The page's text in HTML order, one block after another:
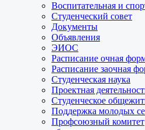
Воспитательная и
Студенческий совет
Документы
Объявления
ЭИОС
Расписание очная
Расписание заочная
Студенческая наука
Проектная
Студенческое
Поддержка молодых
Профсоюзный комитет